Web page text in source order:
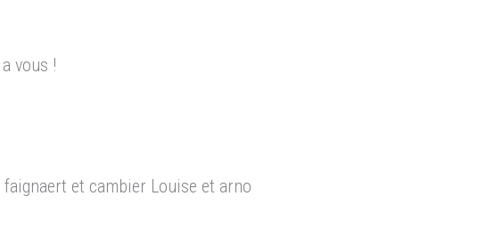
vous !
et cambier Louise et arno